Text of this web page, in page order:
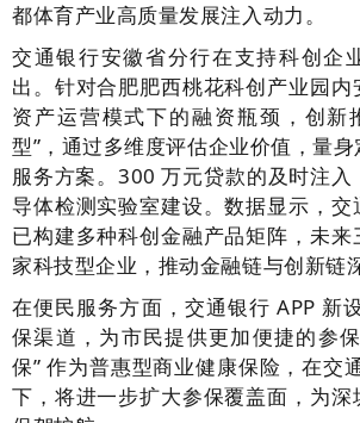
都体育产业高质量发展注入动力。
交通银行安徽省分行在支持科创企
出。针对合肥肥西桃花科创产业园内
资产运营模式下的融资瓶颈，创新
型”，通过多维度评估企业价值，量身
服务方案。300 万元贷款的及时注入
导体检测实验室建设。数据显示，交
已构建多种科创金融产品矩阵，未
家科技型企业，推动金融链与创新链
在便民服务方面，交通银行 APP 新
保渠道，为市民提供更加便捷的参
保” 作为普惠型商业健康保险，在交
下，将进一步扩大参保覆盖面，为深